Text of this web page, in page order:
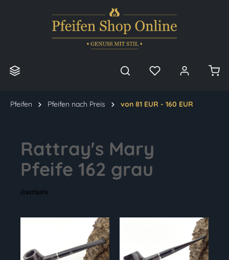
Pfeifen Pfeifen nach Preis von 81 EUR - 160 EUR
Rattray's Mary
Pfeife 162 grau